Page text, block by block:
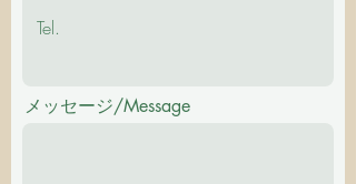
メッセージ/Message